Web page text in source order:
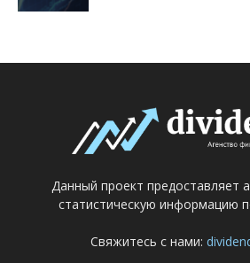
Данный проект предоставляет
статистическую информацию
Свяжитесь с нами: